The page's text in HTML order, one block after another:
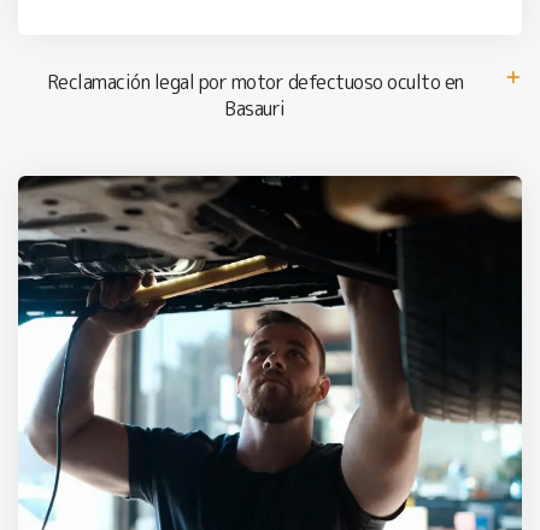
Reclamación legal por motor defectuoso oculto en
Basauri